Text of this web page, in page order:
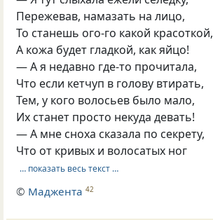
Пережевав, намазать на лицо,
То станешь ого-го какой красоткой,
А кожа будет гладкой, как яйцо!
— А я недавно где-то прочитала,
Что если кетчуп в голову втирать,
Тем, у кого волосьев было мало,
Их станет просто некуда девать!
— А мне сноха сказала по секрету,
Что от кривых и волосатых ног
… показать весь текст …
© Маджента 42